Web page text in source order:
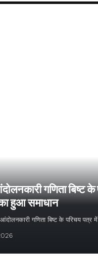
गणिता बिष्ट के
हुआ समाधान
आंदोलनकारी गणिता बिष्ट के परिचय पत्र